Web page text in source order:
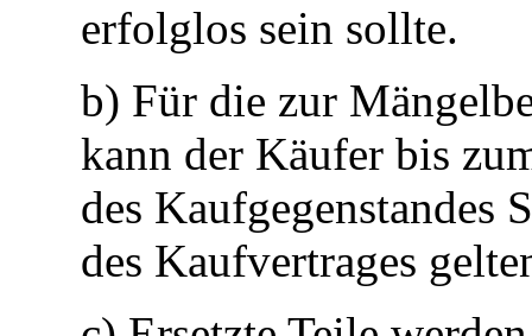
erfolglos sein sollte.
b) Für die zur
kann der Käufer bis
des Kaufgegenstandes
des Kaufvertrages